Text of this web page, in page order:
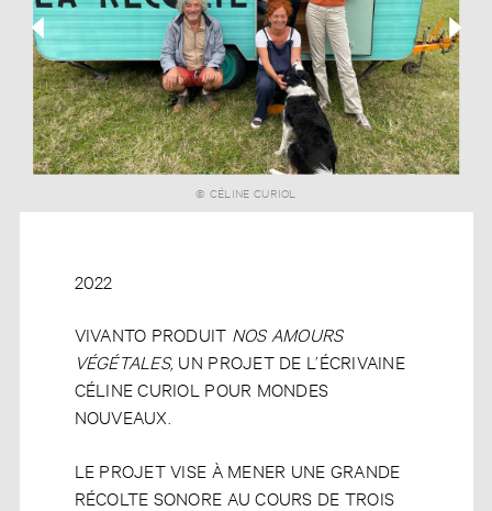
© CÉLINE CURIOL
© CÉLINE CURIOL
2022
VIVANTO PRODUIT NOS AMOURS
VÉGÉTALES, UN PROJET DE L’ÉCRIVAINE
CÉLINE CURIOL POUR MONDES
NOUVEAUX.
LE PROJET VISE À MENER UNE GRANDE
RÉCOLTE SONORE AU COURS DE TROIS